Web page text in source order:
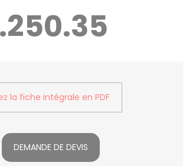
la fiche intégrale en PDF
DEMANDE DE DEVIS